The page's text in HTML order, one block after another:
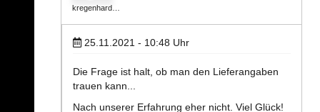
kregenhard…
25.11.2021 - 10:48 Uhr
Die Frage ist halt, ob man den Lieferangaben
trauen kann...
Nach unserer Erfahrung eher nicht. Viel Glück!